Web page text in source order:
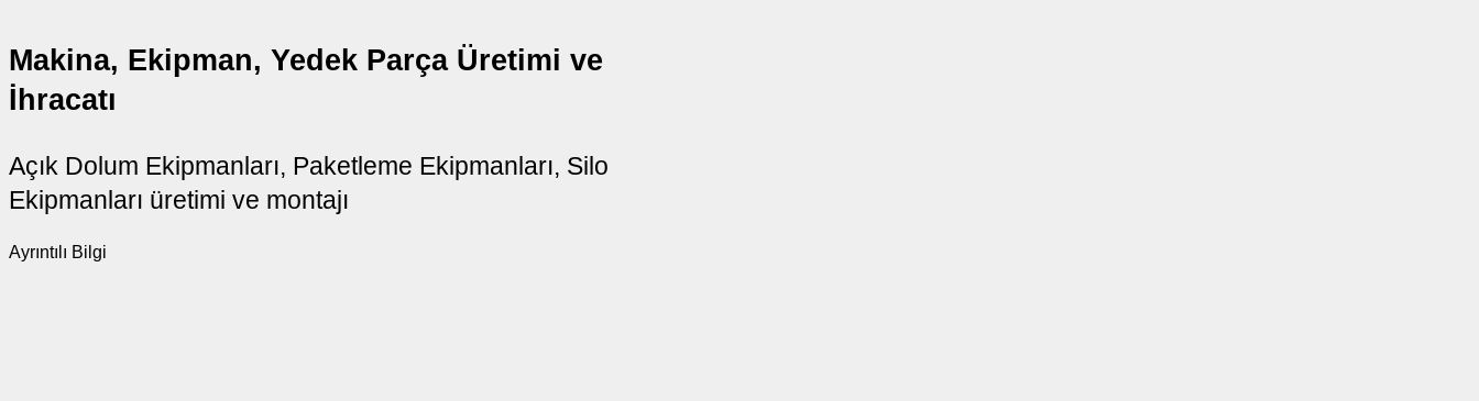
Makina, Ekipman, Yedek Parça Üretimi ve
İhracatı
Açık Dolum Ekipmanları, Paketleme Ekipmanları, Silo
Ekipmanları üretimi ve montajı
Ayrıntılı Bilgi